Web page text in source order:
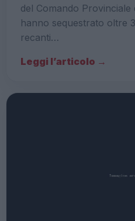
del Comando Provinciale
hanno sequestrato oltre
recanti…
Leggi l’articolo →